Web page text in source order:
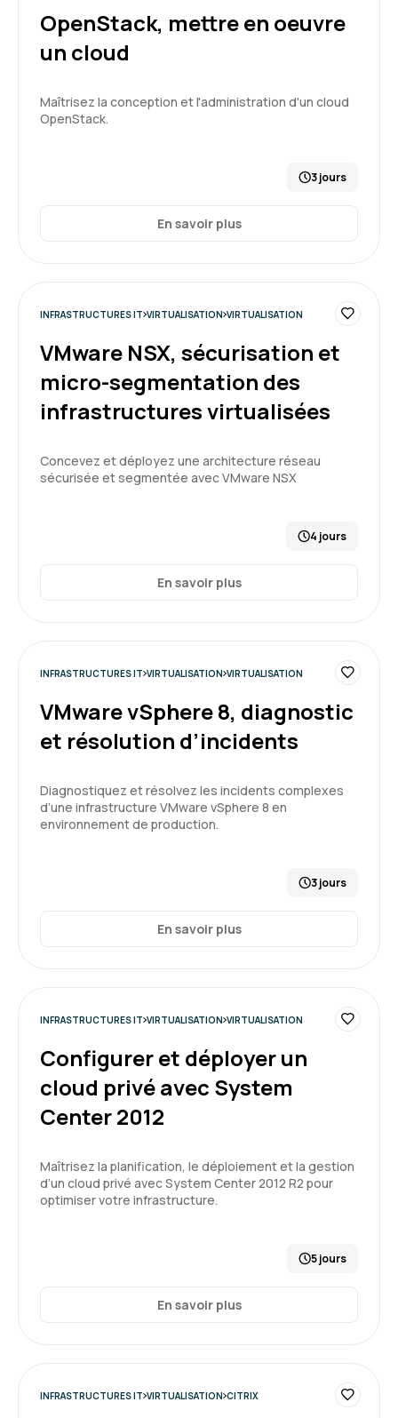
Samuel F. Le 10/07/2026
5
Formation : Docker - Créer et administrer vos
bien, le portail est complet et facile d'usage
Formation : Docker - Créer et administrer vos
conteneurs virtuels d'applications
OpenStack, mettre en oeuvre
un cloud
Maîtrisez la conception et l'administration d'un cloud
OpenStack.
3 jours
En savoir plus
INFRASTRUCTURES IT VIRTUALISATION VIRTUALISATION
VMware NSX, sécurisation et
micro-segmentation des
infrastructures virtualisées
Concevez et déployez une architecture réseau
sécurisée et segmentée avec VMware NSX
4 jours
En savoir plus
INFRASTRUCTURES IT VIRTUALISATION VIRTUALISATION
VMware vSphere 8, diagnostic
et résolution d’incidents
Diagnostiquez et résolvez les incidents complexes
d’une infrastructure VMware vSphere 8 en
environnement de production.
3 jours
En savoir plus
INFRASTRUCTURES IT VIRTUALISATION VIRTUALISATION
Configurer et déployer un
cloud privé avec System
Center 2012
Maîtrisez la planification, le déploiement et la gestion
d’un cloud privé avec System Center 2012 R2 pour
optimiser votre infrastructure.
5 jours
En savoir plus
INFRASTRUCTURES IT VIRTUALISATION CITRIX